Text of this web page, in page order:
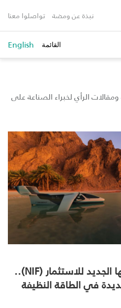
نبذة عن ومضة تواصلوا معنا
القائمة English
الرأي لخبراء الصناعة على
"نيوم" تُدشن صندوقها الجديد للاستثمار (NIF)..
في الطاقة النظيفة